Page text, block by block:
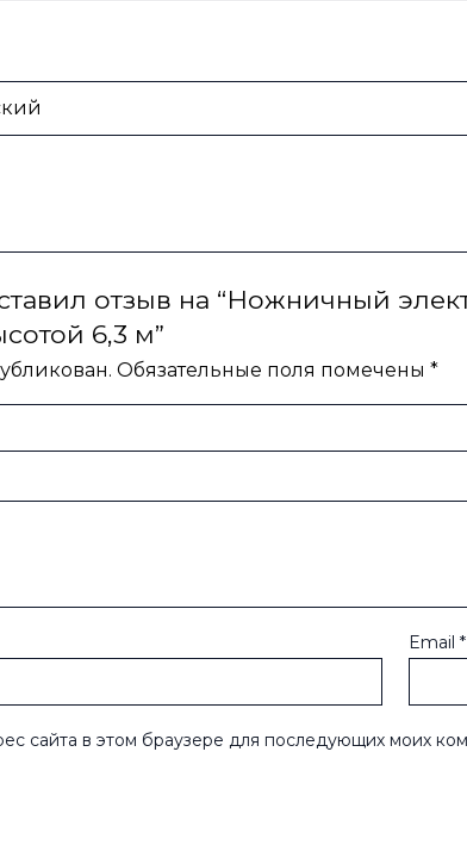
отзыв на “Ножничный
6,3 м”
Обязательные поля помечены *
Email*
сайта в этом браузере для последующих моих